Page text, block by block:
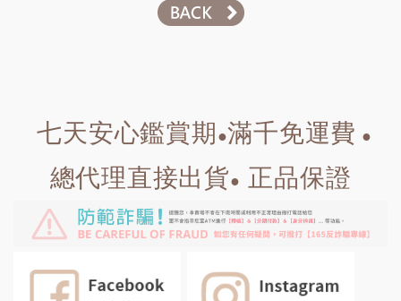
七天安心鑑賞期 ●滿千免運費 ●
總代理直接出貨● 正品保證